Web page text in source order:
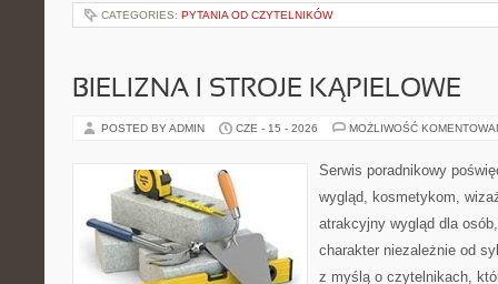
CATEGORIES: PYTANIA OD CZYTELNIKÓW
BIELIZNA I STROJE KĄPIELOWE
POSTED BY ADMIN CZE - 15 - 2026 MOŻLIWOŚĆ
Serwis poradnikowy
wygląd, kosmetykom,
atrakcyjny wygląd dla
charakter niezależnie od
z myślą o czytelnikach,